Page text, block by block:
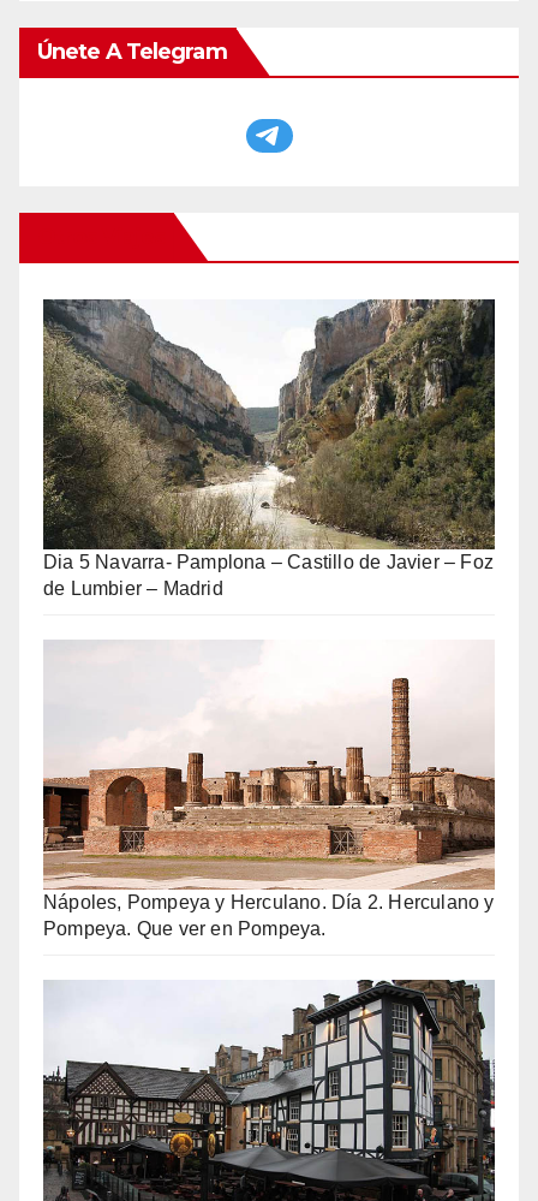
Únete A Telegram
Dia 5 Navarra- Pamplona – Castillo de Javier – Foz
de Lumbier – Madrid
Nápoles, Pompeya y Herculano. Día 2. Herculano y
Pompeya. Que ver en Pompeya.